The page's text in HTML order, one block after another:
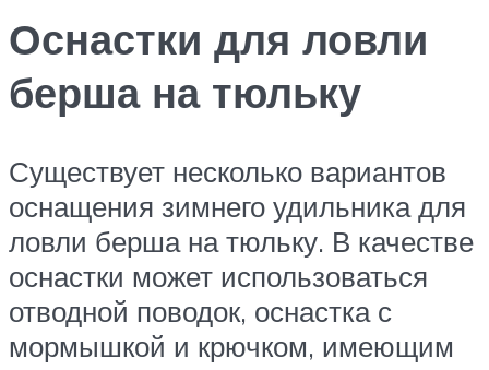
Оснастки для ловли
берша на тюльку
Существует несколько вариантов
оснащения зимнего удильника для
ловли берша на тюльку. В качестве
оснастки может использоваться
отводной поводок, оснастка с
мормышкой и крючком, имеющим